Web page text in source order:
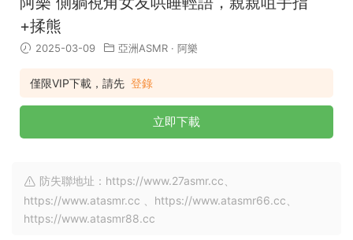
+揉熊
2025-03-09 亞洲ASMR · 阿樂
僅限VIP下載，請先 登錄
立即下載
防失聯地址：https://www.27asmr.cc、
https://www.atasmr.cc 、https://www.atasmr66.cc、
https://www.atasmr88.cc